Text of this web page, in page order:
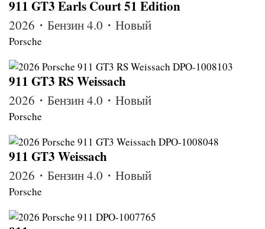
911 GT3 Earls Court 51 Edition
2026・Бензин 4.0・Новый
Porsche
911 GT3 RS Weissach
2026・Бензин 4.0・Новый
Porsche
911 GT3 Weissach
2026・Бензин 4.0・Новый
Porsche